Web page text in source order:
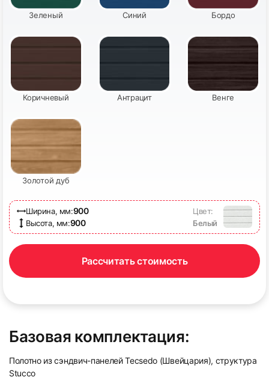
Зеленый Синий Бордо
Коричневый Антрацит Венге
Золотой дуб
Ширина, мм:900
Высота, мм:900
Цвет:
Белый
Рассчитать стоимость
Базовая комплектация:
Полотно из сэндвич-панелей Tecsedo (Швейцария), структура
Stucco